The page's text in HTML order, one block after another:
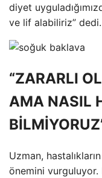
diyet
ve lif alabiliriz” dedi.
“ZARARLI
AMA NASIL
Uzman,
önemini vurguluyor.